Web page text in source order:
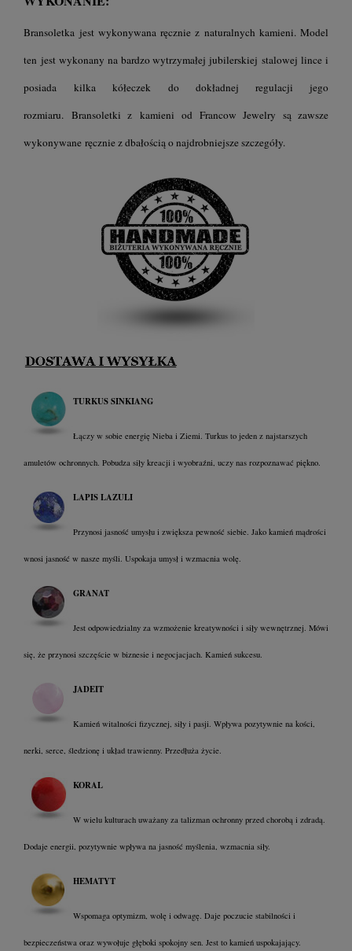
Bransoletka jest wykonywana ręcznie z naturalnych kamieni. Model
ten jest wykonany na bardzo wytrzymałej jubilerskiej stalowej lince i
posiada kilka kółeczek do dokładnej regulacji jego
rozmiaru. Bransoletki z kamieni od Francow Jewelry są zawsze
wykonywane ręcznie z dbałością o najdrobniejsze szczegóły.
TURKUS SINKIANG
Łączy w sobie energię Nieba i Ziemi. Turkus to jeden z najstarszych
amuletów ochronnych. Pobudza siły kreacji i wyobraźni, uczy nas rozpoznawać piękno.
LAPIS LAZULI
Przynosi jasność umysłu i zwiększa pewność siebie. Jako kamień mądrości
wnosi jasność w nasze myśli. Uspokaja umysł i wzmacnia wolę.
GRANAT
Jest odpowiedzialny za wzmożenie kreatywności i siły wewnętrznej. Mówi
się, że przynosi szczęście w biznesie i negocjacjach. Kamień sukcesu.
JADEIT
Kamień witalności fizycznej, siły i pasji. Wpływa pozytywnie na kości,
nerki, serce, śledzionę i układ trawienny. Przedłuża życie.
KORAL
W wielu kulturach uważany za talizman ochronny przed chorobą i zdradą.
Dodaje energii, pozytywnie wpływa na jasność myślenia, wzmacnia siły.
HEMATYT
Wspomaga optymizm, wolę i odwagę. Daje poczucie stabilności i
bezpieczeństwa oraz wywołuje głęboki spokojny sen. Jest to kamień uspokajający.